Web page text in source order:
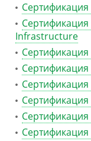
Сертификация
Infrastructure
Сертификация
Сертификация